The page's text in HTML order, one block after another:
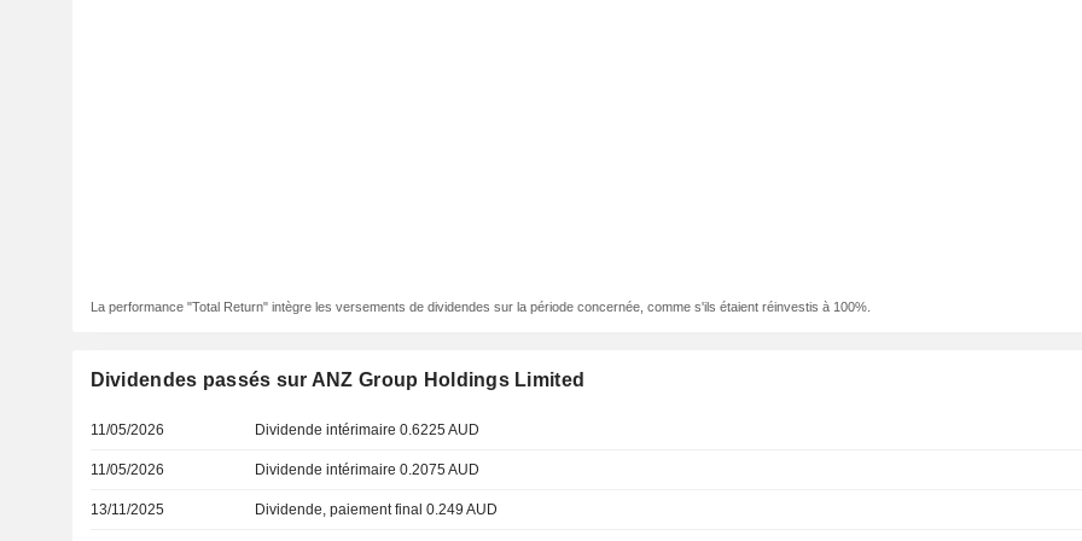
La performance "Total Return" intègre les versements de dividendes sur la période concernée, comme s'ils étaient réinvestis à 100%.
Dividendes passés sur ANZ Group Holdings Limited
11/05/2026 Dividende intérimaire 0.6225 AUD
11/05/2026 Dividende intérimaire 0.2075 AUD
13/11/2025 Dividende, paiement final 0.249 AUD